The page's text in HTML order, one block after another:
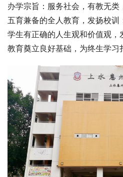
办学宗旨：服务社会，有教无
五育兼备的全人教育，发扬校
学生有正确的人生观和价值观
教育奠立良好基础，为终生学习